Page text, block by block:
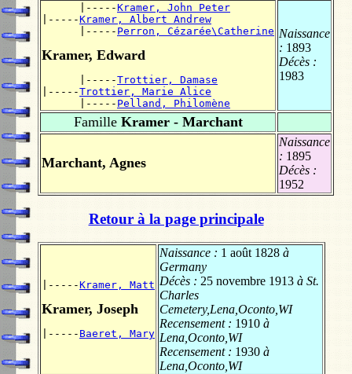
      |-----
Kramer, John Peter
|-----Kramer, Albert Andrew
      |-----
Perron, Cézarée\Catherine
Kramer, Edward
      |-----
Trottier, Damase
|-----Trottier, Marie Alice
      |-----
Pelland, Philomène
Naissance
: 1893
Décès :
1983
FamilleKramer - Marchant
Marchant, Agnes
Naissance
: 1895
Décès :
1952
Retour à la page principale
|-----Kramer, Matt
Kramer, Joseph
|----- Baeret, Mary
Naissance : 1 août 1828 à
Germany
Décès : 25 novembre 1913 à St.
Charles
Cemetery,Lena,Oconto,WI
Recensement : 1910 à
Lena,Oconto,WI
Recensement : 1930 à
Lena,Oconto,WI